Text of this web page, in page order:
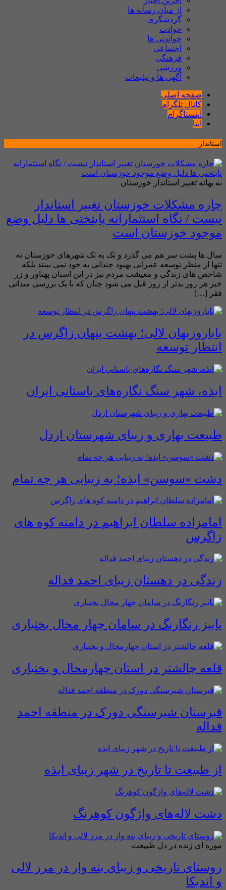
از میان رسانه ها
گردشگری
حوادث
خواندنی ها
اجتماعی
فرهنگی
ورزشی
آگهی ها و تبلیغات
صفحه اصلی
کانال تلگرام
اینستاگرام
ایتا
استاندار
به بهانه تغییر استاندار خوزستان
چاره مشکلات خوزستان تغییر استاندار
نیست / نگاه استثمارانه پایتختی ها دلیل وضع
موجود خوزستان است
سال ها پشت سر هم می گذرد و تک به تک شهرهای خوزستان نه
تنها از منظر توسعه عمرانی بهبود چندانی به خود نمی بینند بلکه
شاخص های زندگی و معیشت مردم نیز در این استان پهناور و زر
خیز هر روز بدتر از روز قبل می شود چنان که با یک بررسی میدانی
فقر […]
باباروزبهان لالی؛ بهشت پنهان زاگرس در
انتظار توسعه
ایذه، شهر سنگ نگاره‌های باستانی ایران
طبیعت بهاری و زیبای شهرستان اردل
دشت «سوسن» ایذه؛ به زیبایی هر چه تمام
امامزاده سلطان ابراهیم در دامنه کوه های
زاگرس
زندگی در دهستان زیبای احمد فداله
پاییز رنگارنگ در سامان چهار محال بختیاری
قلعه چالشتر در استان چهارمحال و بختیاری
قبرستان شیرسنگی دورک در منطقه احمد
فداله
از طبیعت تا تاریخ در شهر زیبای ایذه
دشت لاله‌های واژگون کوهرنگ
موزه ای زنده در دل طبیعت
روستای تاریخی و زیبای بنه وار در مرز لالی
و اندیکا